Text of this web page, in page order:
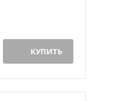
КУПИТЬ